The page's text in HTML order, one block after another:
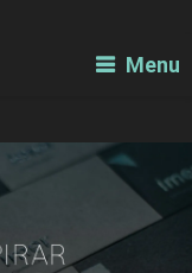
Menu